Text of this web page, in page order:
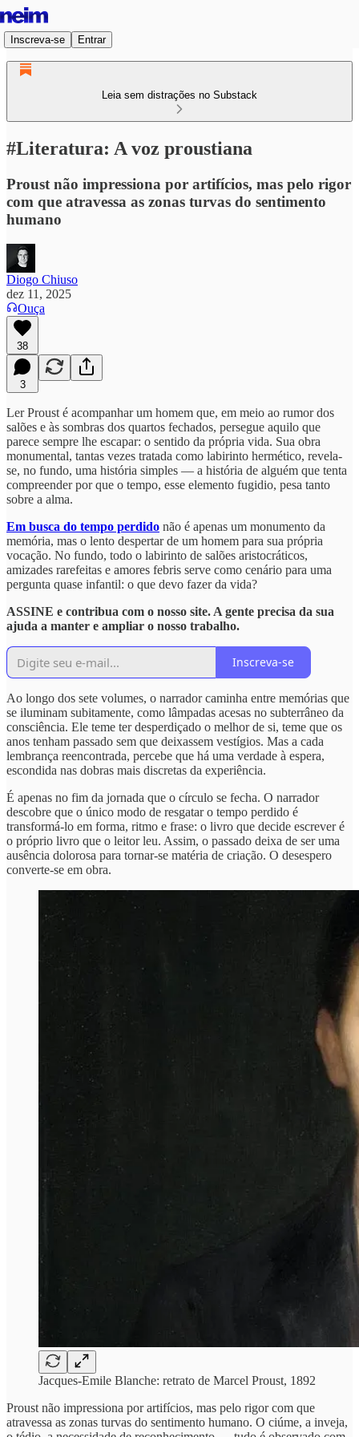
Inscreva-se Entrar
Leia sem distrações no Substack
#Literatura: A voz proustiana
Proust não impressiona por artifícios, mas pelo rigor
com que atravessa as zonas turvas do sentimento
humano
Diogo Chiuso
dez 11, 2025
Ouça
38
3
Ler Proust é acompanhar um homem que, em meio ao rumor dos
salões e às sombras dos quartos fechados, persegue aquilo que
parece sempre lhe escapar: o sentido da própria vida. Sua obra
monumental, tantas vezes tratada como labirinto hermético, revela-
se, no fundo, uma história simples — a história de alguém que tenta
compreender por que o tempo, esse elemento fugidio, pesa tanto
sobre a alma.
Em busca do tempo perdido não é apenas um monumento da
memória, mas o lento despertar de um homem para sua própria
vocação. No fundo, todo o labirinto de salões aristocráticos,
amizades rarefeitas e amores febris serve como cenário para uma
pergunta quase infantil: o que devo fazer da vida?
ASSINE e contribua com o nosso site. A gente precisa da sua
ajuda a manter e ampliar o nosso trabalho.
Inscreva-se
Ao longo dos sete volumes, o narrador caminha entre memórias que
se iluminam subitamente, como lâmpadas acesas no subterrâneo da
consciência. Ele teme ter desperdiçado o melhor de si, teme que os
anos tenham passado sem que deixassem vestígios. Mas a cada
lembrança reencontrada, percebe que há uma verdade à espera,
escondida nas dobras mais discretas da experiência.
É apenas no fim da jornada que o círculo se fecha. O narrador
descobre que o único modo de resgatar o tempo perdido é
transformá-lo em forma, ritmo e frase: o livro que decide escrever é
o próprio livro que o leitor leu. Assim, o passado deixa de ser uma
ausência dolorosa para tornar-se matéria de criação. O desespero
converte-se em obra.
Jacques-Emile Blanche: retrato de Marcel Proust, 1892
Proust não impressiona por artifícios, mas pelo rigor com que
atravessa as zonas turvas do sentimento humano. O ciúme, a inveja,